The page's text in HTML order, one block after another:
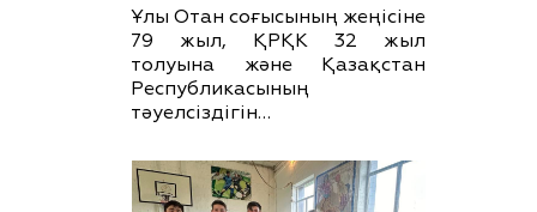
Ұлы Отан соғысының жеңісіне
79 жыл, ҚРҚК 32 жыл
толуына және Қазақстан
Республикасының
тәуелсіздігін…